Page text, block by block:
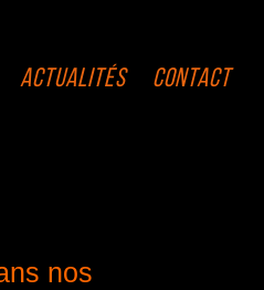
Actualités Contact
nos